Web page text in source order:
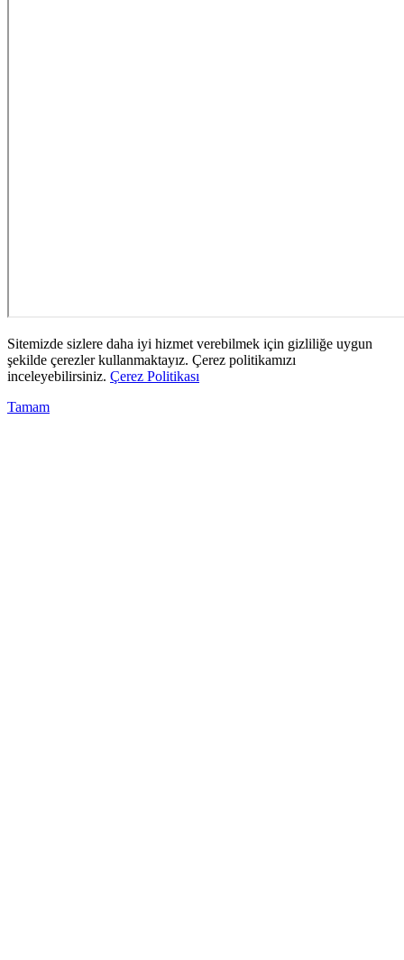
Sitemizde sizlere daha iyi hizmet verebilmek için gizliliğe uygun
şekilde çerezler kullanmaktayız. Çerez politikamızı
inceleyebilirsiniz. Çerez Politikası
Tamam